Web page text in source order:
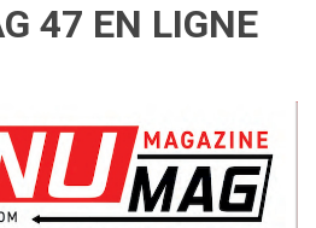
47 EN LIGNE